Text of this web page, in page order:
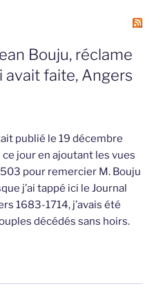
Bouju, réclame
avait faite, Angers
publié le 19 décembre
jour en ajoutant les vues
pour remercier M. Bouju
j’ai tappé ici le Journal
1683-1714, j’avais été
décédés sans hoirs.